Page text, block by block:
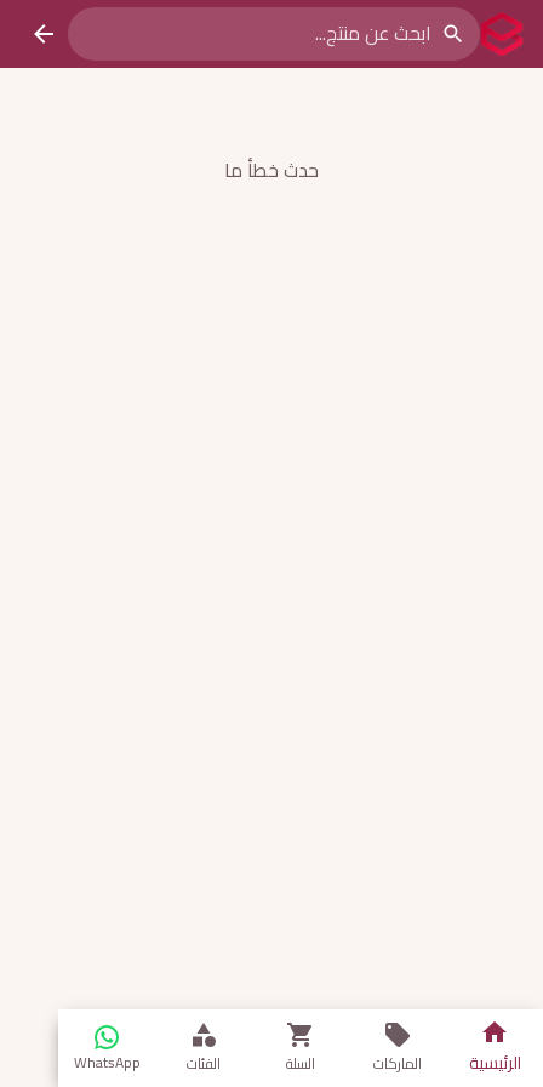
حدث خطأ ما
الرئيسية الماركات السلة الفئات WhatsApp